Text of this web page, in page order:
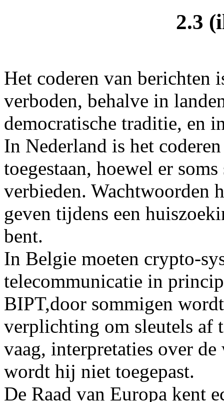
2.3
Het coderen van berichten
verboden, behalve in
democratische traditie, en
In Nederland is het
toegestaan, hoewel er
verbieden. Wachtwoorden
geven tijdens een
bent.
In Belgie moeten crypto-
telecommunicatie in
BIPT,door sommigen
verplichting om sleutels af
vaag, interpretaties over
wordt hij niet toegepast.
De Raad van Europa kent